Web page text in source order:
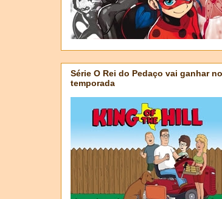
Série O Rei do Pedaço vai ganhar
temporada